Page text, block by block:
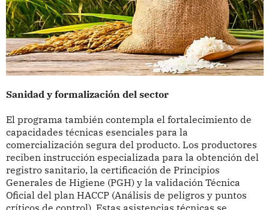
Sanidad y formalización del sector
El programa también contempla el fortalecimiento de
capacidades técnicas esenciales para la
comercialización segura del producto. Los productores
reciben instrucción especializada para la obtención del
registro sanitario, la certificación de Principios
Generales de Higiene (PGH) y la validación Técnica
Oficial del plan HACCP (Análisis de peligros y puntos
críticos de control). Estas asistencias técnicas se